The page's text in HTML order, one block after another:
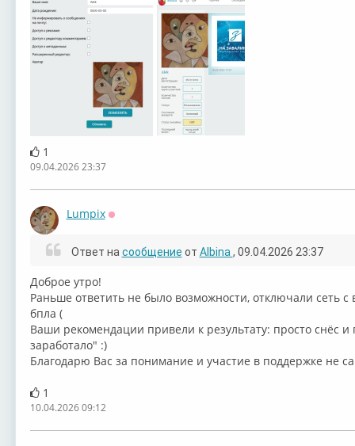
1
09.04.2026 23:37
Lumpix
Ответ насообщение от Albina, 09.04.2026 23:37
Доброе утро!
Раньше ответить не было возможности, отключали сеть
бпла (
Ваши рекомендации привели к результату: просто снёс и
заработало" :)
Благодарю Вас за понимание и участие в поддержке не
1
10.04.2026 09:12